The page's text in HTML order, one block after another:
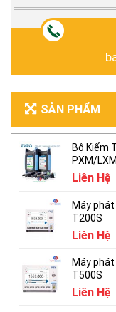
SẢN PHẨM
Bộ Kiểm
PXM/LXM
Liên Hệ
Máy
T200S
Liên Hệ
Máy
T500S
Liên Hệ